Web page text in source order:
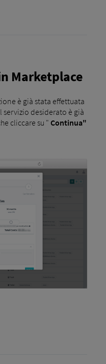
Marketplace
è già stata effettuata
desiderato è già
cliccare su " Continua"